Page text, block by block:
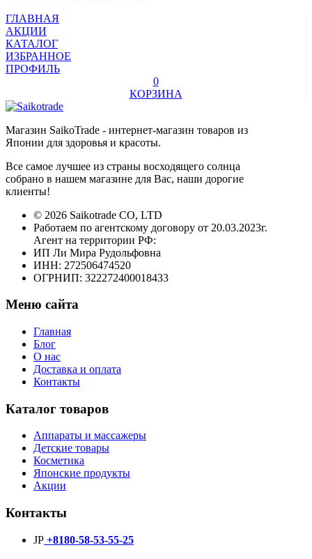
ГЛАВНАЯ
АКЦИИ
КАТАЛОГ
ИЗБРАННОЕ
ПРОФИЛЬ
0
КОРЗИНА
Магазин SaikoTrade - интернет-магазин товаров из
Японии для здоровья и красоты.
Все самое лучшее из страны восходящего солнца
собрано в нашем магазине для Вас, наши дорогие
клиенты!
© 2026 Saikotrade CO, LTD
Работаем по агентскому договору от 20.03.2023г.
Агент на территории РФ:
ИП Ли Мира Рудольфовна
ИНН: 272506474520
ОГРНИП: 322272400018433
Меню сайта
Главная
Блог
О нас
Доставка и оплата
Контакты
Каталог товаров
Аппараты и массажеры
Детские товары
Косметика
Японские продукты
Акции
Контакты
JP +8180-58-53-55-25